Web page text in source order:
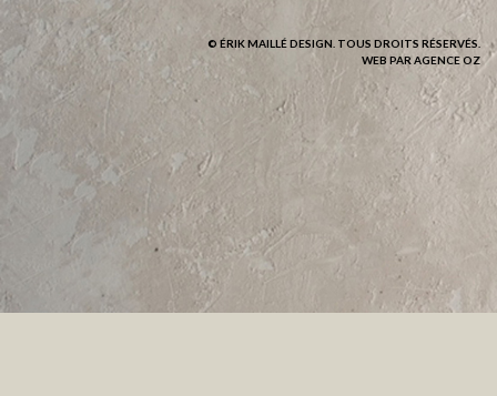
© ÉRIK MAILLÉ DESIGN. TOUS DROITS RÉSERVÉS.
WEB PAR AGENCE OZ